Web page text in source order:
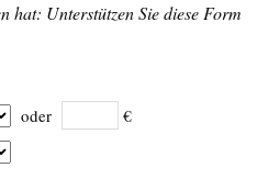
hat: Unterstützen Sie diese Form
oder €